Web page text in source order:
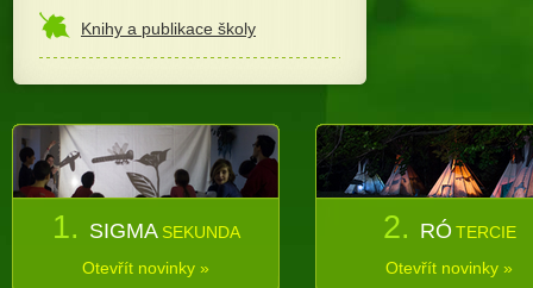
Knihy a publikace školy
1. SIGMA SEKUNDA
Otevřít novinky »
2. RÓ TERCIE
Otevřít novinky »